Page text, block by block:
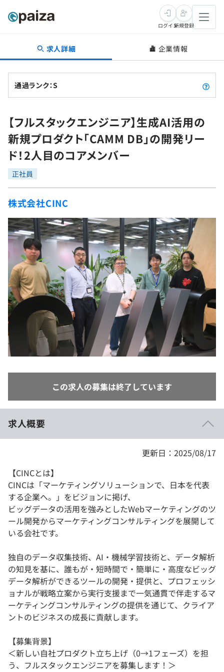
転職・キャリア
転職成功ガイド
転職エージェント
インタビュー
転職成功ガイド
新卒就活
求人検索
本選考
インターン
新卒エージェント
イベント・セミナー
インタビュー
就活成功ガイド
学習
問題集
4択課題
ナレッジ
リファレンス
プラン
個人向けプラン
法人向けプラン
学校向けプラン
プログラミング言語
評価結果一覧
再チャレンジ結果一覧
ゲーム・マンガ
Tech Team Journal
paiza times
note
paizaとは？
ログイン新規登録
求人詳細 企業情報
通過ランク：S
【フルスタックエンジニア】生成AI活用の
新規プロダクト「CAMM DB」の開発リー
ド！2人目のコアメンバー
正社員
株式会社CINC
この求人の募集は終了しています
求人概要
更新日：2025/08/17
【CINCとは】
CINCは「マーケティングソリューションで、日本を代表
する企業へ。」をビジョンに掲げ、
ビッグデータの活用を強みとしたWebマーケティングのツ
ール開発からマーケティングコンサルティングを展開して
いる会社です。
独自のデータ収集技術、AI・機械学習技術と、データ解析
の知見を基に、誰もが・短時間で・簡単に・高度なビッグ
データ解析ができるツールの開発・提供と、プロフェッシ
ョナルが戦略立案から実行支援まで一気通貫で伴走するマ
ーケティングコンサルティングの提供を通じて、クライア
ントのビジネスの成長に貢献します。
【募集背景】
＜新しい自社プロダクト立ち上げ（0→1フェーズ）を担
う、フルスタックエンジニアを募集します！＞